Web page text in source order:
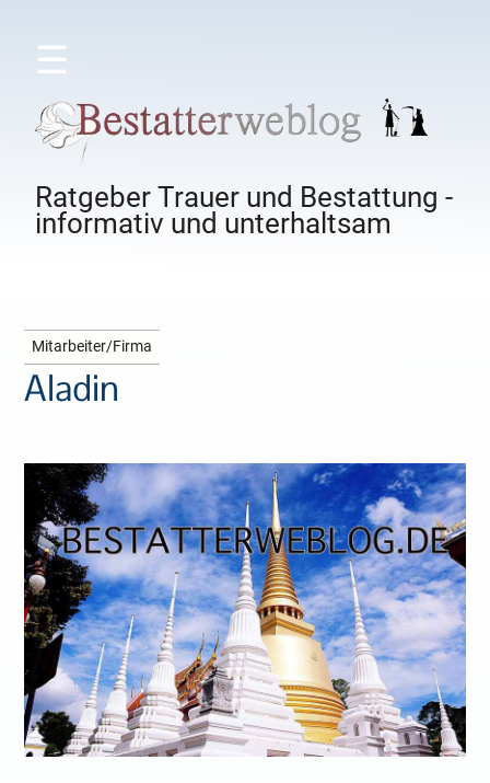
☰
Ratgeber Trauer und Bestattung -
informativ und unterhaltsam
Mitarbeiter/Firma
Aladin